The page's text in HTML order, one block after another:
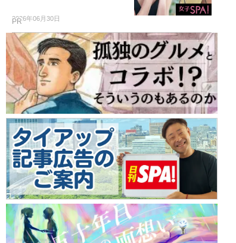
2026年06月30日
PR